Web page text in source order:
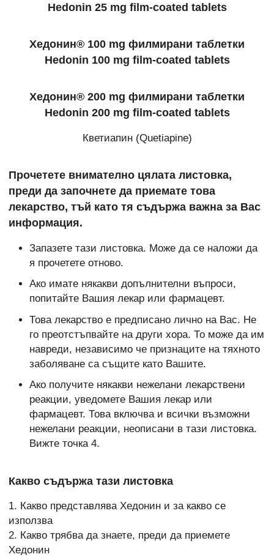
Hedonin 25 mg film-coated tablets
Хедонин® 100 mg филмирани таблетки
Hedonin 100 mg film-coated tablets
Хедонин® 200 mg филмирани таблетки
Hedonin 200 mg film-coated tablets
Кветиапин (Quetiapine)
Прочетете внимателно цялата листовка,
преди да започнете да приемате това
лекарство, тъй като тя съдържа важна за Вас
информация.
Запазете тази листовка. Може да се наложи да
я прочетете отново.
Ако имате някакви допълнителни въпроси,
попитайте Вашия лекар или фармацевт.
Това лекарство е предписано лично на Вас. Не
го преотстъпвайте на други хора. То може да им
навреди, независимо че признаците на тяхното
заболяване са същите като Вашите.
Ако получите някакви нежелани лекарствени
реакции, уведомете Вашия лекар или
фармацевт. Това включва и всички възможни
нежелани реакции, неописани в тази листовка.
Вижте точка 4.
Какво съдържа тази листовка
1. Какво представлява Хедонин и за какво се
използва
2. Какво трябва да знаете, преди да приемете
Хедонин